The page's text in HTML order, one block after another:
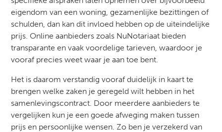
eigendom van een woning, gezamenlijke bezittingen of
schulden, dan kan dit invloed hebben op de uiteindelijke
prijs. Online aanbieders zoals NuNotariaat bieden
transparante en vaak voordelige tarieven, waardoor je
vooraf precies weet waar je aan toe bent.
Het is daarom verstandig vooraf duidelijk in kaart te
brengen welke zaken je geregeld wilt hebben in het
samenlevingscontract. Door meerdere aanbieders te
vergelijken kun je een goede afweging maken tussen
prijs en persoonlijke wensen. Zo ben je verzekerd van